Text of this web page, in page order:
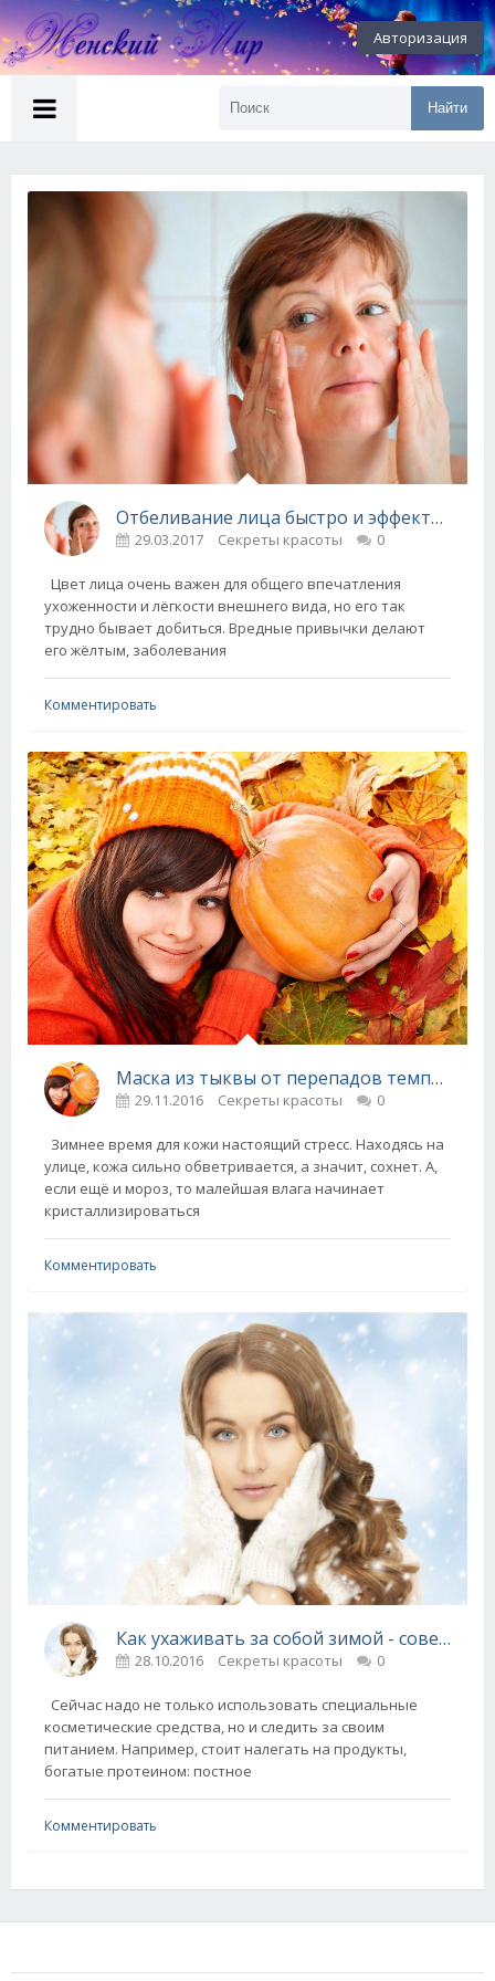
Авторизация
Найти
Отбеливание лица быстро и эффективно в домашних условиях
29.03.2017 Секреты красоты 0
Цвет лица очень важен для общего впечатления
ухоженности и лёгкости внешнего вида, но его так
трудно бывает добиться. Вредные привычки делают
его жёлтым, заболевания
Комментировать
Маска из тыквы от перепадов температур
29.11.2016 Секреты красоты 0
Зимнее время для кожи настоящий стресс. Находясь на
улице, кожа сильно обветривается, а значит, сохнет. А,
если ещё и мороз, то малейшая влага начинает
кристаллизироваться
Комментировать
Как ухаживать за собой зимой - советы для женщин
28.10.2016 Секреты красоты 0
Сейчас надо не только использовать специальные
косметические средства, но и следить за своим
питанием. Например, стоит налегать на продукты,
богатые протеином: постное
Комментировать